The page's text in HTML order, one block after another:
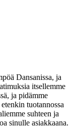
Dansanissa, ja
itsellemme
ja pidämme
tuotannossa
suhteen ja
sinulle asiakkaana.